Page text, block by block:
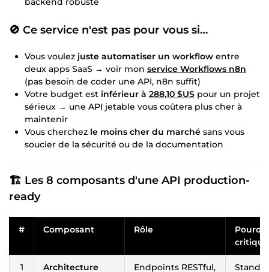
🚫 Ce service n'est pas pour vous si…
Vous voulez juste automatiser un workflow entre
deux apps SaaS → voir mon service Workflows n8n
(pas besoin de coder une API, n8n suffit)
Votre budget est inférieur à 288,10 $US pour un projet
sérieux → une API jetable vous coûtera plus cher à
maintenir
Vous cherchez le moins cher du marché sans vous
soucier de la sécurité ou de la documentation
🏗️ Les 8 composants d'une API production-
ready
# Composant Rôle
critique
1
Architecture
Endpoints RESTful,